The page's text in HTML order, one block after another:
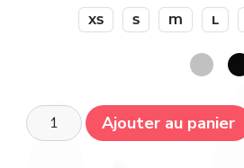
XS S M L
Ajouter au panier